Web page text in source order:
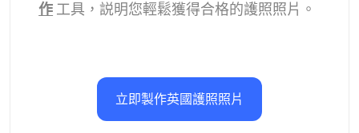
作 工具，説明您輕鬆獲得合格的護照照片。
立即製作英國護照照片